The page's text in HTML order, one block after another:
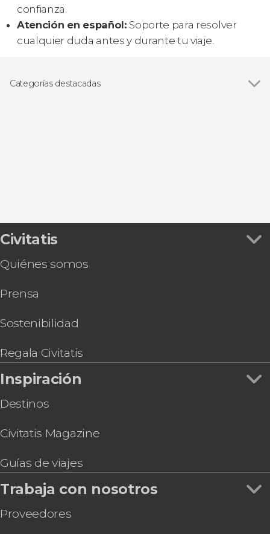
confianza.
Atención en español: Soporte para resolver
cualquier duda antes y durante tu viaje.
Categorías destacadas
Civitatis
Quiénes somos
Prensa
Sostenibilidad
Regala Civitatis
Inspiración
Destinos
Civitatis Magazine
Guías de viajes
Trabaja con nosotros
Proveedores